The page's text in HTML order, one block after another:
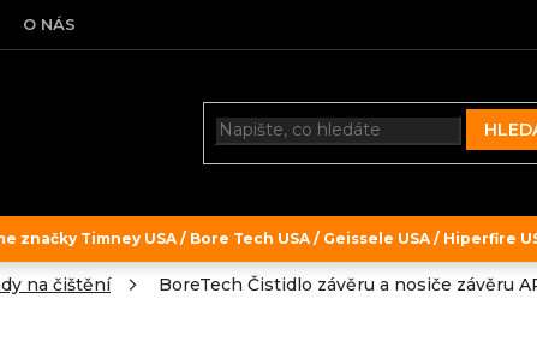
značky Timney USA / Bore Tech USA / Geissele USA / Hiperfire
O NÁS
na čištění BoreTech Čistidlo závěru a nosiče závěru